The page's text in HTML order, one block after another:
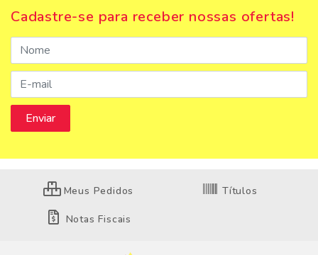
Cadastre-se para receber nossas ofertas!
Meus Pedidos Títulos
Notas Fiscais